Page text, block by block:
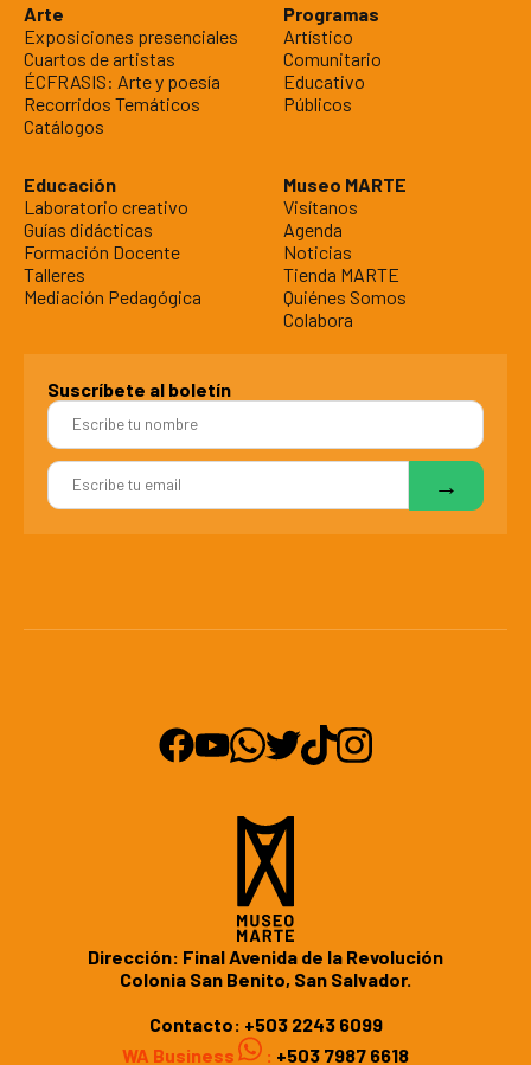
Arte
Exposiciones presenciales
Cuartos de artistas
ÉCFRASIS: Arte y poesía
Recorridos Temáticos
Catálogos
Programas
Artístico
Comunitario
Educativo
Públicos
Educación
Laboratorio creativo
Guías didácticas
Formación Docente
Talleres
Mediación Pedagógica
Museo MARTE
Visítanos
Agenda
Noticias
Tienda MARTE
Quiénes Somos
Colabora
Suscríbete al boletín
Dirección: Final Avenida de la Revolución
Colonia San Benito, San Salvador.
Contacto: +503 2243 6099
WA Business
: +503 7987 6618